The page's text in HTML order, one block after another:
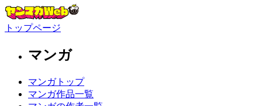
トップページ
マンガ
マンガトップ
マンガ作品一覧